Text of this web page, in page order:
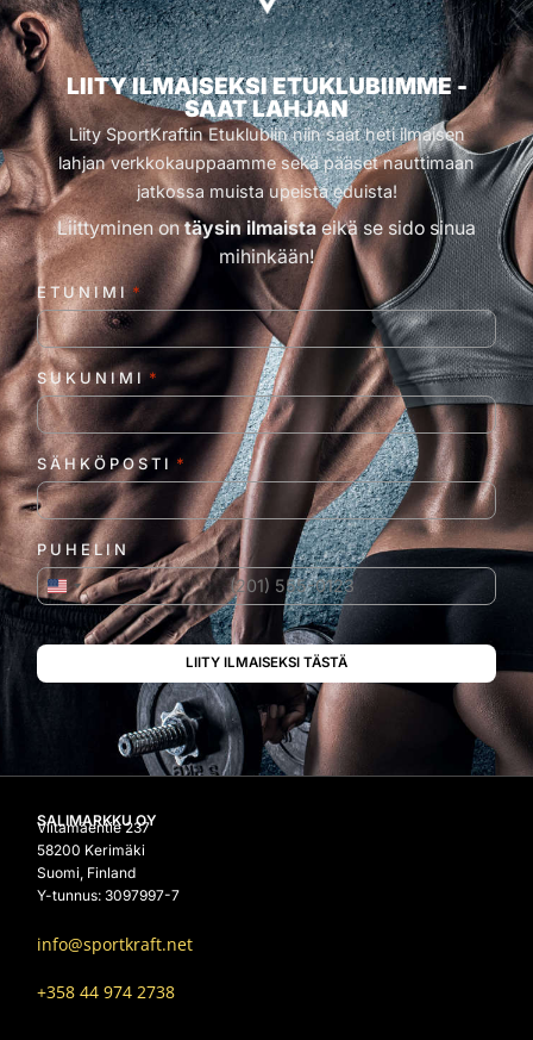
LIITY ILMAISEKSI ETUKLUBIIMME -
SAAT LAHJAN
Liity SportKraftin Etuklubiin niin saat heti ilmaisen
lahjan verkkokauppaamme sekä pääset nauttimaan
jatkossa muista upeista eduista!
Liittyminen ontäysin ilmaistaeikä se sido sinua
mihinkään!
ETUNIMI *
SUKUNIMI *
SÄHKÖPOSTI *
PUHELIN
Yhdysvallat +1
SALIMARKKU OY
Viitamäentie 237
58200 Kerimäki
Suomi, Finland
Y-tunnus: 3097997-7
info@sportkraft.net
+358 44 974 2738